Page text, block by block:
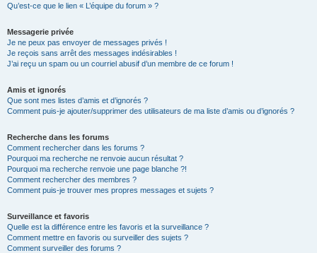
Qu’est-ce que le lien « L’équipe du forum » ?
Messagerie privée
Je ne peux pas envoyer de messages privés !
Je reçois sans arrêt des messages indésirables !
J’ai reçu un spam ou un courriel abusif d’un membre de ce forum !
Amis et ignorés
Que sont mes listes d’amis et d’ignorés ?
Comment puis-je ajouter/supprimer des utilisateurs de ma liste d’amis ou d’ignorés ?
Recherche dans les forums
Comment rechercher dans les forums ?
Pourquoi ma recherche ne renvoie aucun résultat ?
Pourquoi ma recherche renvoie une page blanche ?!
Comment rechercher des membres ?
Comment puis-je trouver mes propres messages et sujets ?
Surveillance et favoris
Quelle est la différence entre les favoris et la surveillance ?
Comment mettre en favoris ou surveiller des sujets ?
Comment surveiller des forums ?